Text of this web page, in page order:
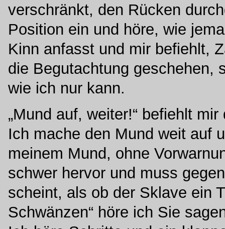
verschränkt, den Rücken
Position ein und höre, wie
Kinn anfasst und mir befiehlt,
die Begutachtung geschehen,
wie ich nur kann.
„Mund auf, weiter!“ befiehlt
Ich mache den Mund weit auf
meinem Mund, ohne
schwer hervor und muss
scheint, als ob der Sklave ein
Schwänzen“ höre ich Sie